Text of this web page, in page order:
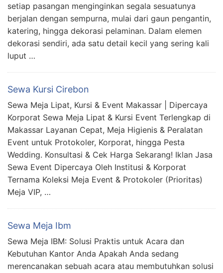
setiap pasangan menginginkan segala sesuatunya
berjalan dengan sempurna, mulai dari gaun pengantin,
katering, hingga dekorasi pelaminan. Dalam elemen
dekorasi sendiri, ada satu detail kecil yang sering kali
luput …
Sewa Kursi Cirebon
Sewa Meja Lipat, Kursi & Event Makassar | Dipercaya
Korporat Sewa Meja Lipat & Kursi Event Terlengkap di
Makassar Layanan Cepat, Meja Higienis & Peralatan
Event untuk Protokoler, Korporat, hingga Pesta
Wedding. Konsultasi & Cek Harga Sekarang! Iklan Jasa
Sewa Event Dipercaya Oleh Institusi & Korporat
Ternama Koleksi Meja Event & Protokoler (Prioritas)
Meja VIP, …
Sewa Meja Ibm
Sewa Meja IBM: Solusi Praktis untuk Acara dan
Kebutuhan Kantor Anda Apakah Anda sedang
merencanakan sebuah acara atau membutuhkan solusi